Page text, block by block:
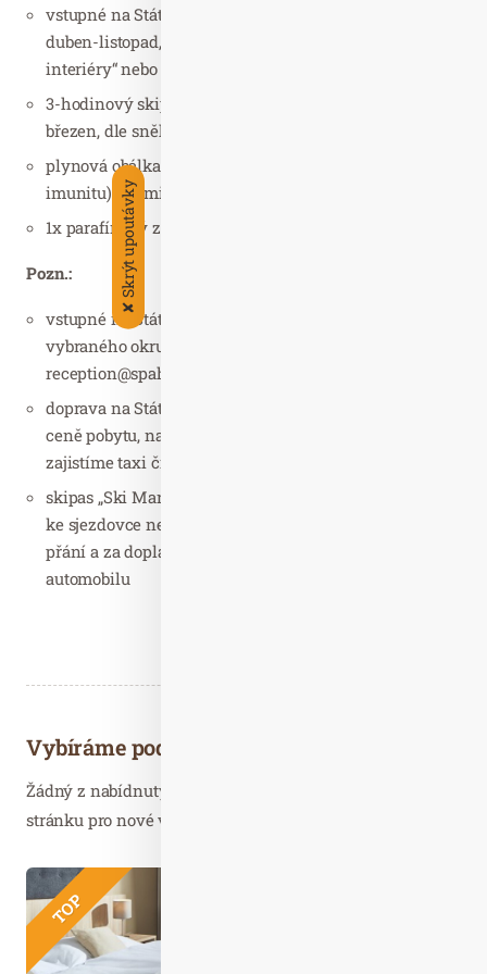
vstupné na Státní zámek Kynžvart (15 km od ML,
duben-listopad, výběr ze dvou okruhů: „Zámecké
interiéry“ nebo „Muzeum a kabinet kuriozit“ )
3-hodinový skipas do „Ski Mariánky“ (prosinec-
březen, dle sněhových podmínek a provozu ski areálu)
plynová obálka (suchá plynová lázeň na krevní oběh a
imunitu) (20 min)
1x parafínový zábal – ruce (15 min)
Pozn.:
vstupné na Státní zámek Kynžvart – prosíme o zaslání
vybraného okruhu na email:
reception@spahoteldevin.cz
doprava na Státní zámek Kynžvart není zahrnuta v
ceně pobytu, na Vaše přání a za doplatek Vám
zajistíme taxi či půjčení automobilu
skipas „Ski Mariánky“ – skipas na 3 hodiny, doprava
ke sjezdovce není zahrnuta v ceně pobytu – na Vaše
přání a za doplatek Vám zajistíme taxi či půjčení
automobilu
Vybíráme podobné články
Žádný z nabídnutých článků vás nezajímá? Aktualizujte
stránku pro nové výsledky...
TOP
✘
Skrýt upoutávky